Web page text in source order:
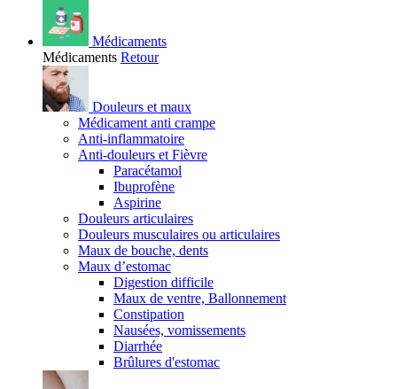
Médicaments
Médicaments Retour
Douleurs et maux
Médicament anti crampe
Anti-inflammatoire
Anti-douleurs et Fièvre
Paracétamol
Ibuprofène
Aspirine
Douleurs articulaires
Douleurs musculaires ou articulaires
Maux de bouche, dents
Maux d’estomac
Digestion difficile
Maux de ventre, Ballonnement
Constipation
Nausées, vomissements
Diarrhée
Brûlures d'estomac